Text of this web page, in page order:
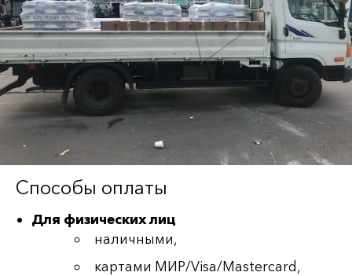
Способы оплаты
Для физических лиц
наличными,
картами МИР/Visa/Mastercard,